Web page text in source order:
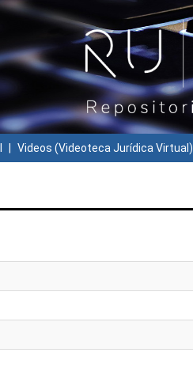
Videos (Videoteca Jurídica Virtual)